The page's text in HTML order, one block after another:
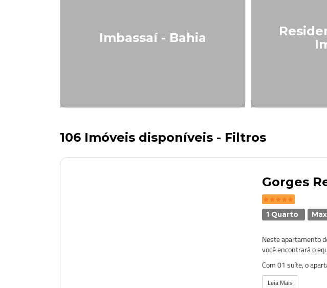
Imbassaí - Bahia
106 Imóveis disponíveis - Filtros
Gorges
1 Quarto
Neste apartamento
você encontrará o
Com 01 suíte, o
Leia Mais